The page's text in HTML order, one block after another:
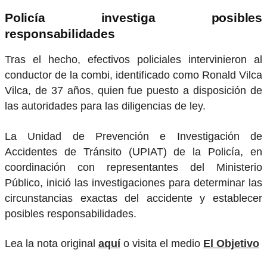
Policía investiga posibles
responsabilidades
Tras el hecho, efectivos policiales intervinieron al
conductor de la combi, identificado como Ronald Vilca
Vilca, de 37 años, quien fue puesto a disposición de
las autoridades para las diligencias de ley.
La Unidad de Prevención e Investigación de
Accidentes de Tránsito (UPIAT) de la Policía, en
coordinación con representantes del Ministerio
Público, inició las investigaciones para determinar las
circunstancias exactas del accidente y establecer
posibles responsabilidades.
Lea la nota original aquí o visita el medio El Objetivo